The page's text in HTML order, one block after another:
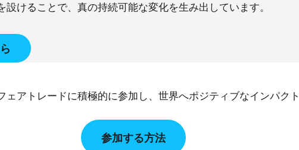
けることで、真の持続可能な変化を生み出しています。
アトレードに積極的に参加し、世界へポジティブなインパク
参加する方法